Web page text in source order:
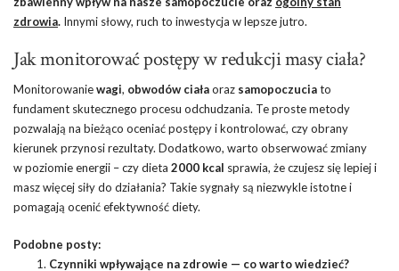
zdrowia. Innymi słowy, ruch to inwestycja w lepsze jutro.
Jak monitorować postępy w redukcji masy ciała?
Monitorowaniewagi, obwodów ciałaoraz samopoczuciato
fundament skutecznego procesu odchudzania. Te proste metody
pozwalają na bieżąco oceniać postępy i kontrolować, czy obrany
kierunek przynosi rezultaty. Dodatkowo, warto obserwować zmiany
w poziomie energii – czy dieta 2000 kcal sprawia, że czujesz się lepiej i
masz więcej siły do działania? Takie sygnały są niezwykle istotne i
pomagają ocenić efektywność diety.
Podobne posty:
Czynniki wpływające na zdrowie — co warto wiedzieć?